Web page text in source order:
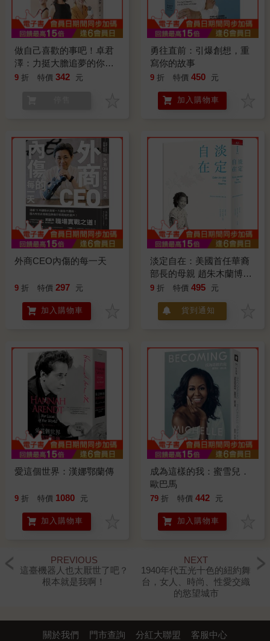
做自己喜歡的事吧！卓君
澤：力挺大膽追夢的你
【限量作者親簽版】
9 折 特價 342 元
勇往直前：引爆創想，重
寫你的故事
9 折 特價 450 元
加入購物車
外商CEO內傷的每一天
9 折 特價 297 元
加入購物車
淡定自在：美國首任華裔
部長的母親 趙朱木蘭博
愛、堅毅、定慧的傳奇風
9 折 特價 495 元
貨到通知
愛這個世界：漢娜鄂蘭傳
9 折 特價 1080 元
加入購物車
成為這樣的我：蜜雪兒．
歐巴馬
79 折 特價 442 元
加入購物車
PREVIOUS
這臺機器人也太厭世了吧？
根本就是我啊！
NEXT
1940年代五光十色的紐約舞
台，女人、時尚、性愛交織
的慾望城市
關於我們 門市查詢 分紅大聯盟 客服中心